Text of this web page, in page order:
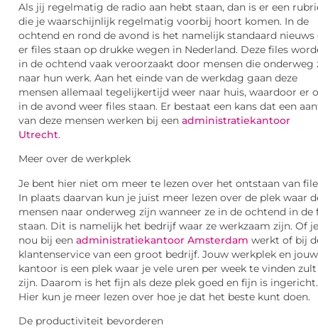
Als jij regelmatig de radio aan hebt staan, dan is er een
die je waarschijnlijk regelmatig voorbij hoort komen. In de
ochtend en rond de avond is het namelijk standaard nieuws
er files staan op drukke wegen in Nederland. Deze files
in de ochtend vaak veroorzaakt door mensen die onderweg
naar hun werk. Aan het einde van de werkdag gaan deze
mensen allemaal tegelijkertijd weer naar huis, waardoor er
in de avond weer files staan. Er bestaat een kans dat een
van deze mensen werken bij een administratiekantoor
Utrecht.
Meer over de werkplek
Je bent hier niet om meer te lezen over het ontstaan van
In plaats daarvan kun je juist meer lezen over de plek waar
mensen naar onderweg zijn wanneer ze in de ochtend in de
staan. Dit is namelijk het bedrijf waar ze werkzaam zijn. Of je
nou bij een administratiekantoor Amsterdam werkt of bij
klantenservice van een groot bedrijf. Jouw werkplek en jouw
kantoor is een plek waar je vele uren per week te vinden zult
zijn. Daarom is het fijn als deze plek goed en fijn is ingericht.
Hier kun je meer lezen over hoe je dat het beste kunt doen.
De productiviteit bevorderen